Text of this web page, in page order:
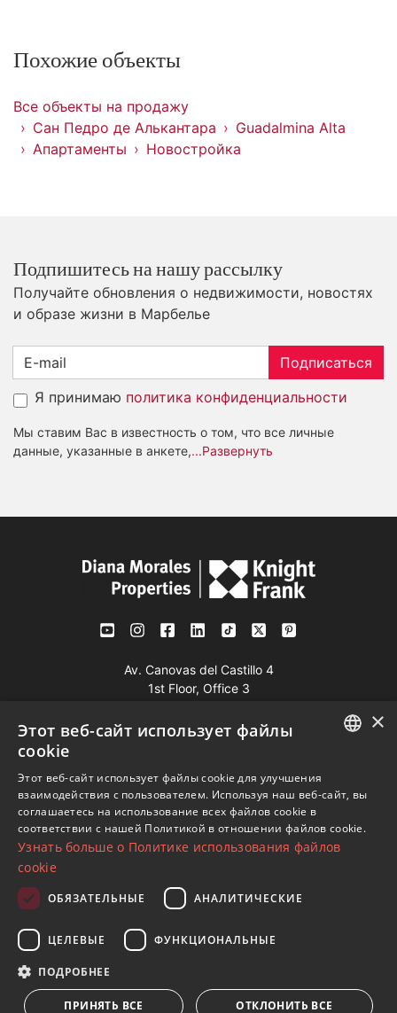
Похожие объекты
Все объекты на продажу
Сан Педро де Алькантара
Guadalmina Alta
Апартаменты
Новостройка
Подпишитесь на нашу рассылку
Получайте обновления о недвижимости, новостях
и образе жизни в Марбелье
Подписаться
Я принимаю политика конфиденциальности
Мы ставим Вас в известность о том, что все личные
данные, указанные в анкете,...Развернуть
Av. Canovas del Castillo 4
1st Floor, Office 3
Посмотреть на карте
Телефон:+34 952 765 138
Моб:+34 601 636 766
Whatsapp:+34 952 765 138
www.dmproperties.com
© Copyright 1989 - 2026 Diana Morales Properties Knight
Frank ·
Сайт применяет Правила и условия
SPANISH
FRENCH
×
Этот веб-сайт использует файлы
cookie
Этот веб-сайт использует файлы cookie для улучшения
взаимодействия с пользователем. Используя наш веб-сайт, вы
соглашаетесь на использование всех файлов cookie в
соответствии с нашей Политикой в ​​отношении файлов cookie.
Узнать больше о Политике использования файлов
cookie
ОБЯЗАТЕЛЬНЫЕ АНАЛИТИЧЕСКИЕ
ЦЕЛЕВЫЕ ФУНКЦИОНАЛЬНЫЕ
ПОДРОБНЕЕ
ПРИНЯТЬ ВСЕ ОТКЛОНИТЬ ВСЕ